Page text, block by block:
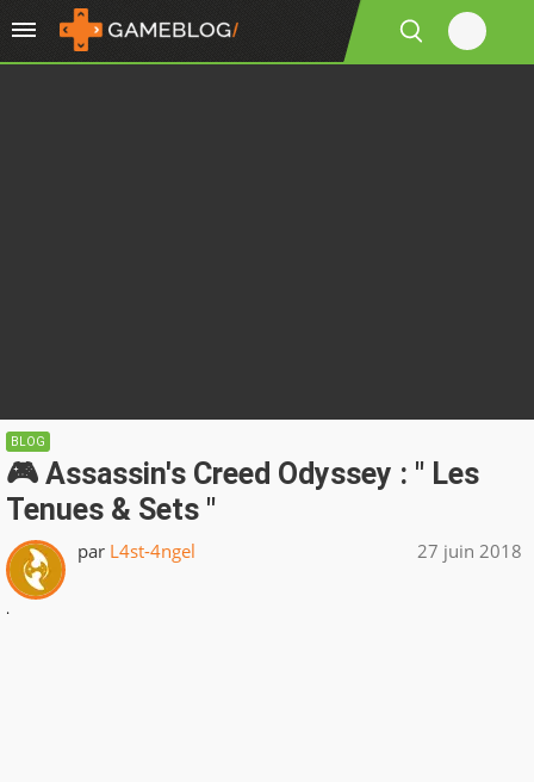
BLOG
🎮 Assassin's Creed Odyssey : " Les
Tenues & Sets "
par L4st-4ngel 27 juin 2018
.